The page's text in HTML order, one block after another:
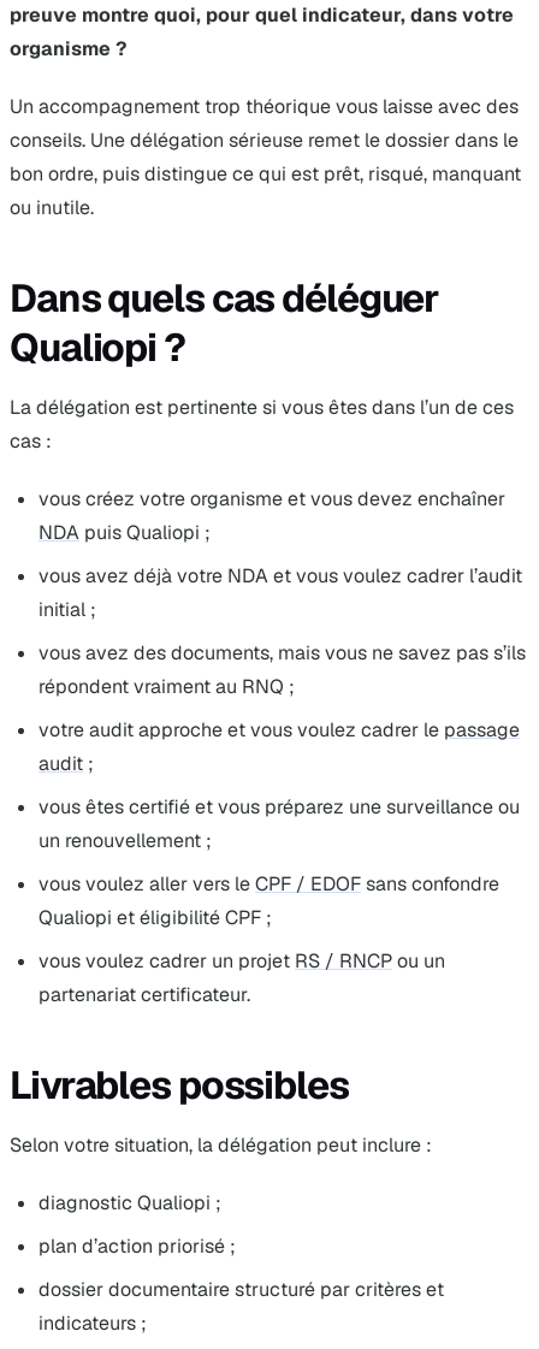
preuve montre quoi, pour quel indicateur, dans votre
organisme ?
Un accompagnement trop théorique vous laisse avec des
conseils. Une délégation sérieuse remet le dossier dans le
bon ordre, puis distingue ce qui est prêt, risqué, manquant
ou inutile.
Dans quels cas déléguer
Qualiopi ?
La délégation est pertinente si vous êtes dans l’un de ces
cas :
vous créez votre organisme et vous devez enchaîner
NDA puis Qualiopi ;
vous avez déjà votre NDA et vous voulez cadrer l’audit
initial ;
vous avez des documents, mais vous ne savez pas s’ils
répondent vraiment au RNQ ;
votre audit approche et vous voulez cadrer le passage
audit ;
vous êtes certifié et vous préparez une surveillance ou
un renouvellement ;
vous voulez aller vers leCPF / EDOFsans confondre
Qualiopi et éligibilité CPF ;
vous voulez cadrer un projet RS / RNCPou un
partenariat certificateur.
Livrables possibles
Selon votre situation, la délégation peut inclure :
diagnostic Qualiopi ;
plan d’action priorisé ;
dossier documentaire structuré par critères et
indicateurs ;